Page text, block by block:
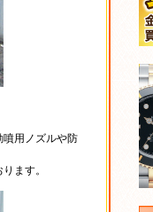
噴用ノズルや防
ます。